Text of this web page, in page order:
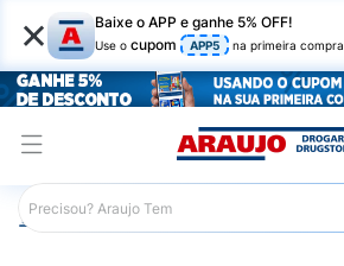
× Baixe o APP e ganhe 5% OFF!
Use o cupom APP5 na primeira compra
Araujo Saúde e Bem Estar